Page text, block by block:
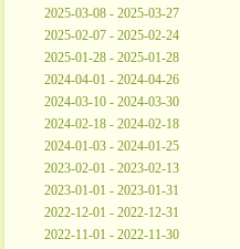
2025-03-08 - 2025-03-27
2025-02-07 - 2025-02-24
2025-01-28 - 2025-01-28
2024-04-01 - 2024-04-26
2024-03-10 - 2024-03-30
2024-02-18 - 2024-02-18
2024-01-03 - 2024-01-25
2023-02-01 - 2023-02-13
2023-01-01 - 2023-01-31
2022-12-01 - 2022-12-31
2022-11-01 - 2022-11-30